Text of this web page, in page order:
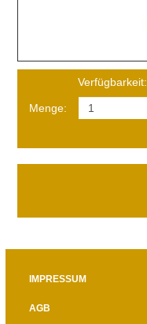
Verfügbarkeit:
Menge:
IMPRESSUM
AGB